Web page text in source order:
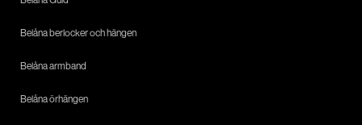
Belåna berlocker och hängen
Belåna armband
Belåna örhängen